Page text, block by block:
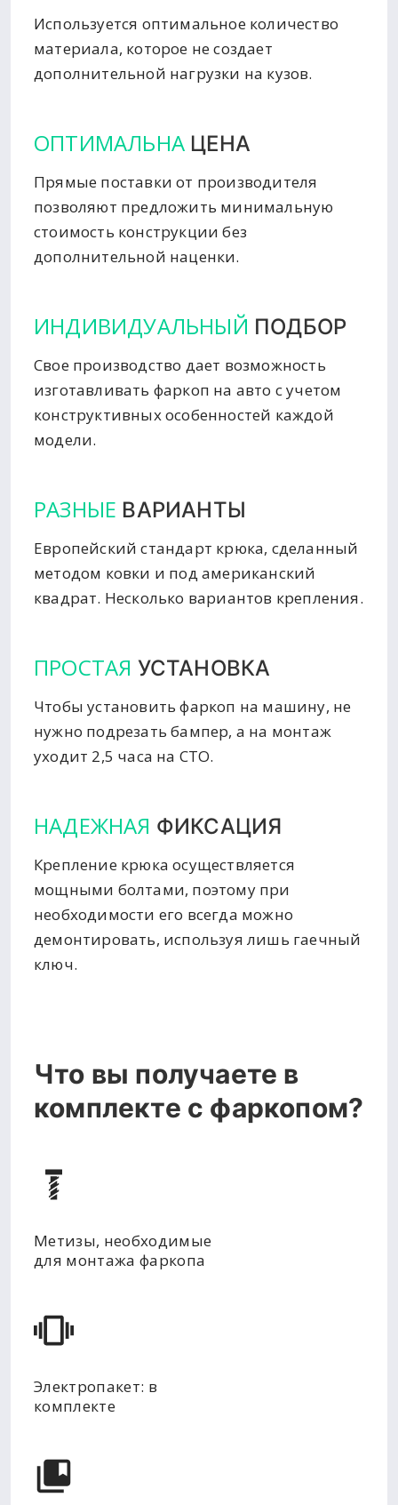
Используется оптимальное количество
материала, которое не создает
дополнительной нагрузки на кузов.
ОПТИМАЛЬНА ЦЕНА
Прямые поставки от производителя
позволяют предложить минимальную
стоимость конструкции без
дополнительной наценки.
ИНДИВИДУАЛЬНЫЙ ПОДБОР
Свое производство дает возможность
изготавливать фаркоп на авто с учетом
конструктивных особенностей каждой
модели.
РАЗНЫЕ ВАРИАНТЫ
Европейский стандарт крюка, сделанный
методом ковки и под американский
квадрат. Несколько вариантов крепления.
ПРОСТАЯ УСТАНОВКА
Чтобы установить фаркоп на машину, не
нужно подрезать бампер, а на монтаж
уходит 2,5 часа на СТО.
НАДЕЖНАЯ ФИКСАЦИЯ
Крепление крюка осуществляется
мощными болтами, поэтому при
необходимости его всегда можно
демонтировать, используя лишь гаечный
ключ.
Что вы получаете в
комплекте с фаркопом?
Метизы, необходимые
для монтажа фаркопа
Электропакет: в
комплекте